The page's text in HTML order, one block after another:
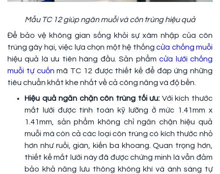
Mẫu TC 12 giúp ngăn muỗi và côn trùng hiệu quả
Để bảo vệ không gian sống khỏi sự xâm nhập của côn
trùng gây hại, việc lựa chọn một hệ thốngcửa chống muỗi
hiệu quả là ưu tiên hàng đầu. Sản phẩmcửa lưới chống
muỗi tự cuốn mã TC 12 được thiết kế để đáp ứng những
tiêu chuẩn khắt khe nhất về cả công năng và độ bền.
Hiệu quả ngăn chặn côn trùng tối ưu: Với kích thước
mắt lưới được tính toán kỹ lưỡng ở mức 1.41mm x
1.41mm, sản phẩm không chỉ ngăn chặn hiệu quả
muỗi mà còn cả các loại côn trùng có kích thước nhỏ
hơn như ruồi, gián, kiến ba khoang. Quan trọng hơn,
thiết kế mắt lưới này đã được chứng minh là vẫn đảm
bảo khả năng lưu thông không khí và ánh sáng tự